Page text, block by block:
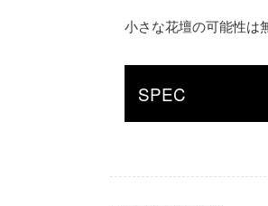
小さな花壇の可能性は
SPEC